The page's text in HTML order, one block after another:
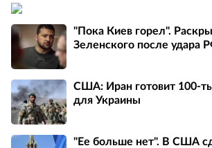
"Пока Киев горел".
Зеленского после удара
США: Иран готовит 100-
для Украины
"Ее больше нет". В США